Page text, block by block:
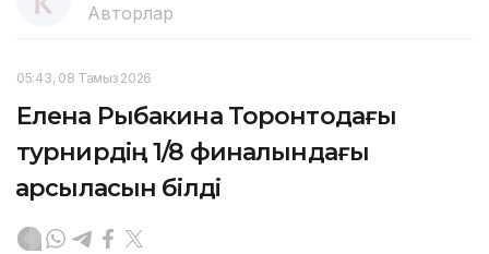
Авторлар
05:43, 08 Тамыз 2026
Елена Рыбакина Торонтодағы
турнирдің 1/8 финалындағы
қарсыласын білді